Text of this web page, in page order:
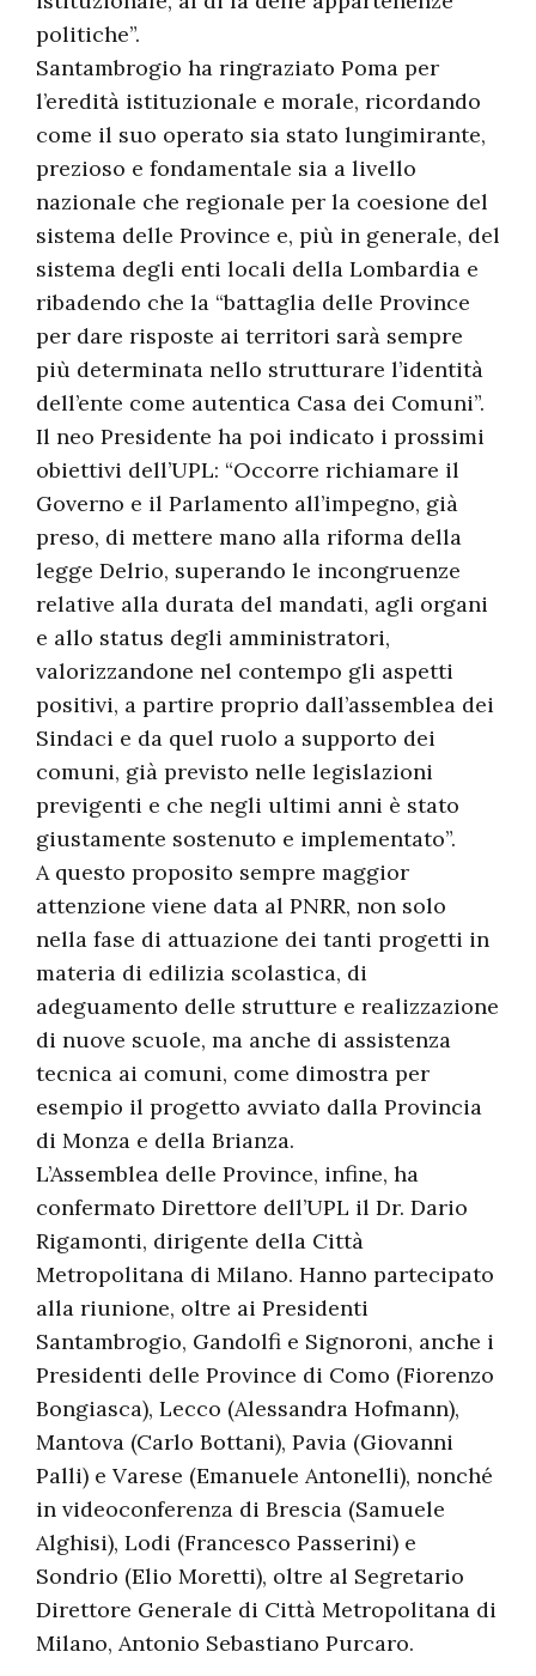
politiche”.
Santambrogio ha ringraziato Poma per
l’eredità istituzionale e morale, ricordando
come il suo operato sia stato lungimirante,
prezioso e fondamentale sia a livello
nazionale che regionale per la coesione del
sistema delle Province e, più in generale, del
sistema degli enti locali della Lombardia e
ribadendo che la “battaglia delle Province
per dare risposte ai territori sarà sempre
più determinata nello strutturare l’identità
dell’ente come autentica Casa dei Comuni”.
Il neo Presidente ha poi indicato i prossimi
obiettivi dell’UPL: “Occorre richiamare il
Governo e il Parlamento all’impegno, già
preso, di mettere mano alla riforma della
legge Delrio, superando le incongruenze
relative alla durata del mandati, agli organi
e allo status degli amministratori,
valorizzandone nel contempo gli aspetti
positivi, a partire proprio dall’assemblea dei
Sindaci e da quel ruolo a supporto dei
comuni, già previsto nelle legislazioni
previgenti e che negli ultimi anni è stato
giustamente sostenuto e implementato”.
A questo proposito sempre maggior
attenzione viene data al PNRR, non solo
nella fase di attuazione dei tanti progetti in
materia di edilizia scolastica, di
adeguamento delle strutture e realizzazione
di nuove scuole, ma anche di assistenza
tecnica ai comuni, come dimostra per
esempio il progetto avviato dalla Provincia
di Monza e della Brianza.
L’Assemblea delle Province, infine, ha
confermato Direttore dell’UPL il Dr. Dario
Rigamonti, dirigente della Città
Metropolitana di Milano. Hanno partecipato
alla riunione, oltre ai Presidenti
Santambrogio, Gandolfi e Signoroni, anche i
Presidenti delle Province di Como (Fiorenzo
Bongiasca), Lecco (Alessandra Hofmann),
Mantova (Carlo Bottani), Pavia (Giovanni
Palli) e Varese (Emanuele Antonelli), nonché
in videoconferenza di Brescia (Samuele
Alghisi), Lodi (Francesco Passerini) e
Sondrio (Elio Moretti), oltre al Segretario
Direttore Generale di Città Metropolitana di
Milano, Antonio Sebastiano Purcaro.